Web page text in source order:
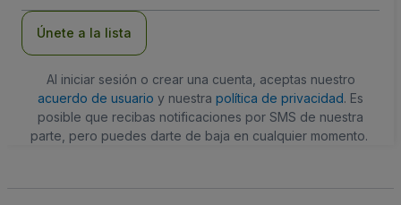
Únete a la lista
Al iniciar sesión o crear una cuenta, aceptas nuestro
acuerdo de usuario y nuestra política de privacidad. Es
posible que recibas notificaciones por SMS de nuestra
parte, pero puedes darte de baja en cualquier momento.